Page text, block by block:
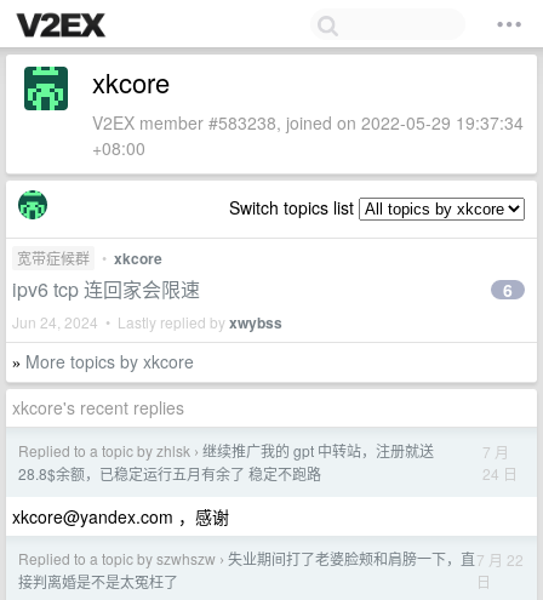
xkcore
V2EX member #583238, joined on 2022-05-29 19:37:34
+08:00
Switch topics list
宽带症候群 • xkcore
ipv6 tcp 连回家会限速
Jun 24, 2024 • Lastly replied byxwybss
6
» More topics by xkcore
xkcore's recent replies
Replied to a topic by zhlsk › 继续推广我的 gpt 中转站，注册就送
28.8$余额，已稳定运行五月有余了 稳定不跑路
7 月
24 日
xkcore@yandex.com ，感谢
Replied to a topic by szwhszw › 失业期间打了老婆脸颊和肩膀一下，直
接判离婚是不是太冤枉了
7 月 22
日